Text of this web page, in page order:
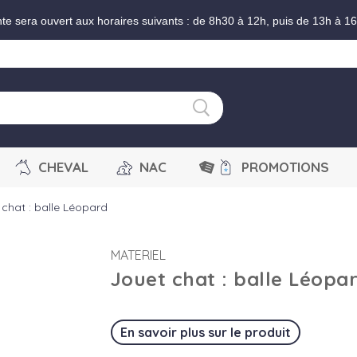
sera ouvert aux horaires suivants : de 8h30 à 12h, puis de 13h à
CHEVAL NAC PROMOTIONS
: balle Léopard
MATERIEL
Jouet chat : balle
En savoir plus sur le produit